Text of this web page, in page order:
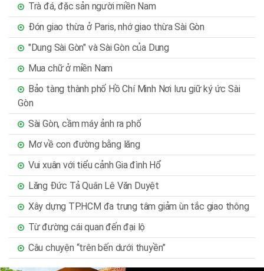
Trà đá, đặc sản người miền Nam
Đón giao thừa ở Paris, nhớ giao thừa Sài Gòn
"Dung Sài Gòn" và Sài Gòn của Dung
Mua chữ ở miền Nam
Bảo tàng thành phố Hồ Chí Minh Nơi lưu giữ ký ức Sài
Gòn
Sài Gòn, cầm máy ảnh ra phố
Mơ về con đường bằng lăng
Vui xuân với tiểu cảnh Gia đình Hổ
Lăng Đức Tả Quân Lê Văn Duyệt
Xây dựng TP.HCM đa trung tâm giảm ùn tắc giao thông
Từ đường cái quan đến đại lộ
Câu chuyện “trên bến dưới thuyền”